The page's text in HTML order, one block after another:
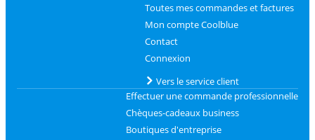
Toutes mes commandes et factures
Mon compte Coolblue
Contact
Connexion
Vers le service client
Effectuer une commande professionnelle
Chèques-cadeaux business
Boutiques d'entreprise